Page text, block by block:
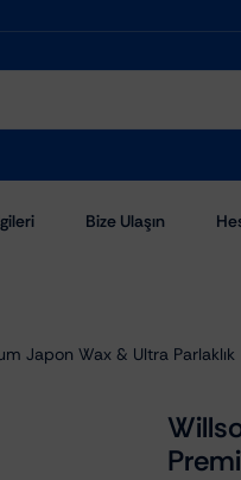
Bize Ulaşın
Japon Wax & Ultra Parlaklık